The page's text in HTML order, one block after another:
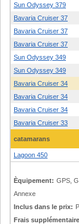
Sun Odyssey 379
Bavaria Cruiser 37
Bavaria Cruiser 37
Bavaria Cruiser 37
Sun Odyssey 349
Sun Odyssey 349
Bavaria Cruiser 34
Bavaria Cruiser 34
Bavaria Cruiser 34
Bavaria Cruiser 33
catamarans
Lagoon 450
Èquipement: GPS,
Annexe
Inclus dans le prix:
Frais